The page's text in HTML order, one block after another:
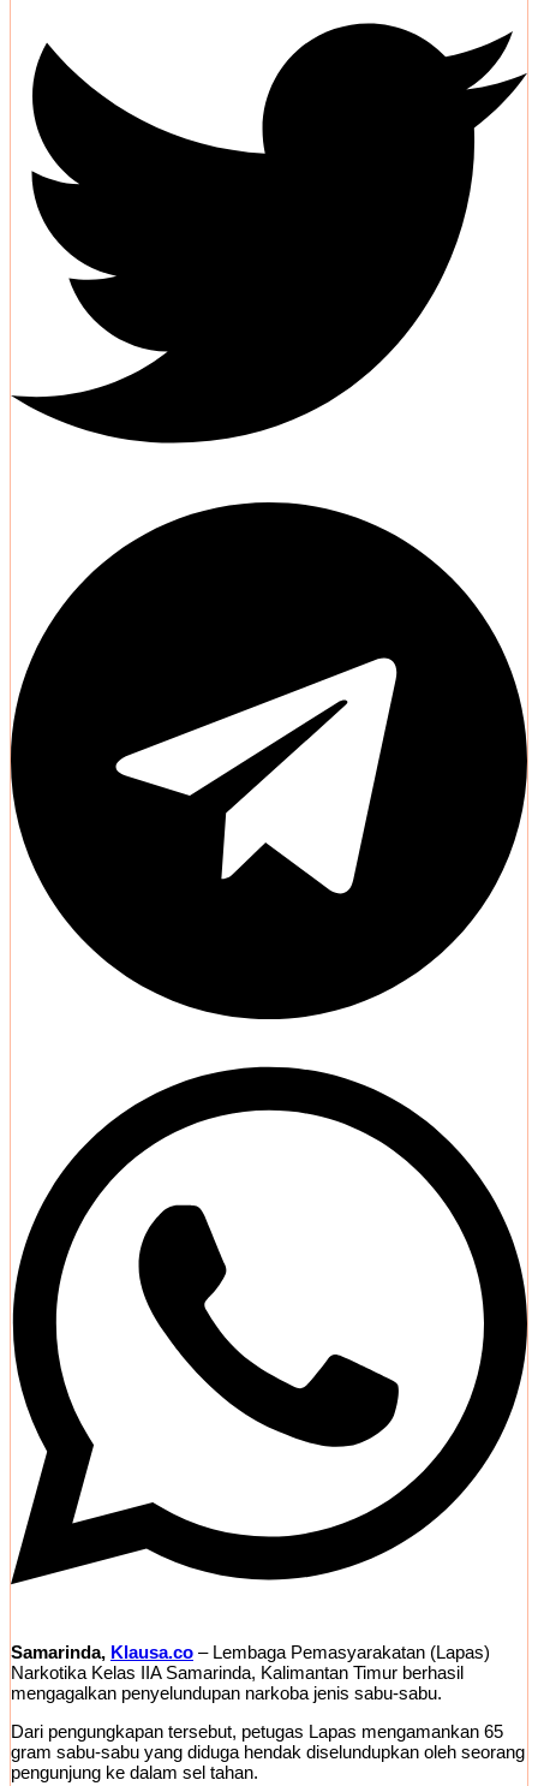
Samarinda, Klausa.co – Lembaga Pemasyarakatan (Lapas)
Narkotika Kelas IIA Samarinda, Kalimantan Timur berhasil
mengagalkan penyelundupan narkoba jenis sabu-sabu.
Dari pengungkapan tersebut, petugas Lapas mengamankan 65
gram sabu-sabu yang diduga hendak diselundupkan oleh seorang
pengunjung ke dalam sel tahan.